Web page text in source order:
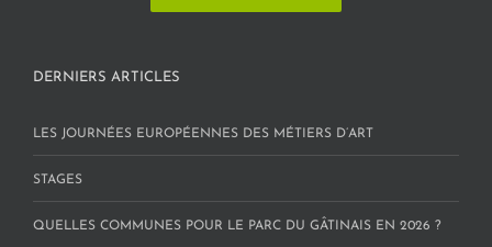
DERNIERS ARTICLES
LES JOURNÉES EUROPÉENNES DES MÉTIERS D’ART
STAGES
QUELLES COMMUNES POUR LE PARC DU GÂTINAIS EN 2026 ?